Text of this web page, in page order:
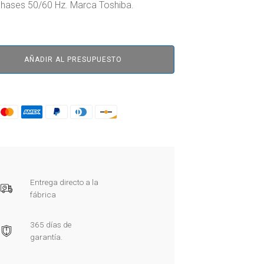
50/60 Hz. Marca Toshiba.
AÑADIR AL PRESUPUESTO
Entrega directo a la
fábrica
365 días de
garantía.